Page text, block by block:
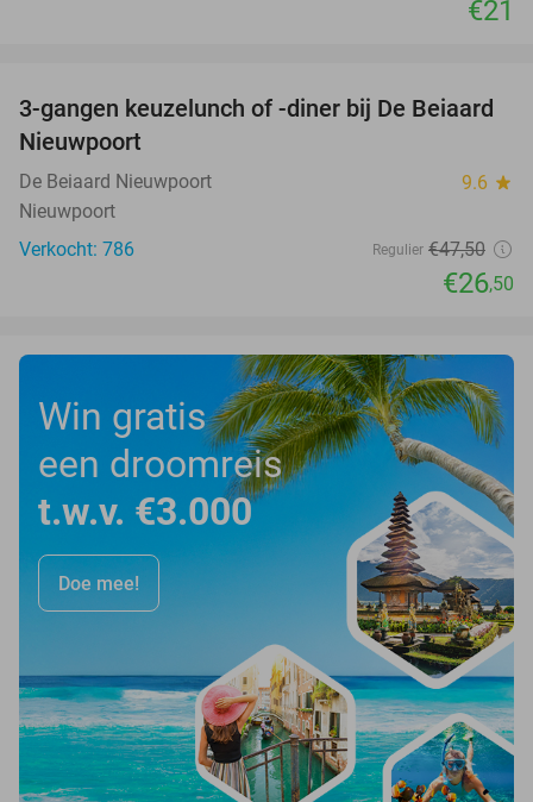
€21
44%
3-gangen keuzelunch of -diner bij De Beiaard
Nieuwpoort
De Beiaard Nieuwpoort 9.6 star
Nieuwpoort
Verkocht: 786
Regulier €47,50
€26,50
Win gratis
een droomreis
t.w.v. €3.000
Doe mee!